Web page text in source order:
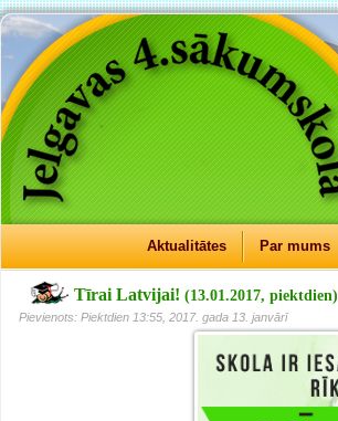
Aktualitātes Par mums
Tīrai Latvijai! (13.01.2017, piektdien)
Pievienots: Piektdien 13:55, 2017. gada 13. janvārī